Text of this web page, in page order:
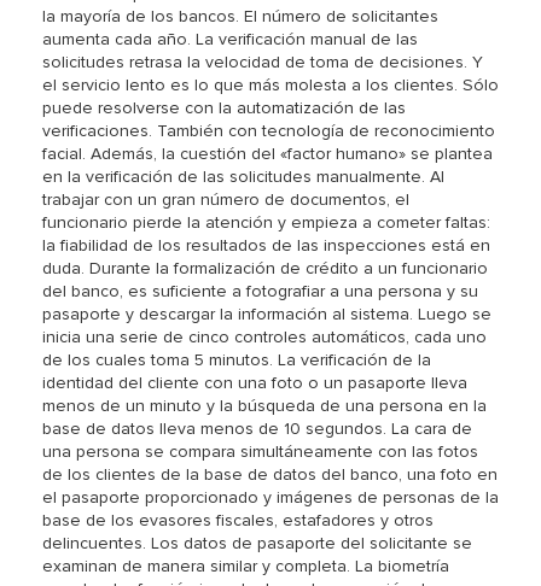
la mayoría de los bancos. El número de solicitantes
aumenta cada año. La verificación manual de las
solicitudes retrasa la velocidad de toma de decisiones. Y
el servicio lento es lo que más molesta a los clientes. Sólo
puede resolverse con la automatización de las
verificaciones. También con tecnología de reconocimiento
facial. Además, la cuestión del «factor humano» se plantea
en la verificación de las solicitudes manualmente. Al
trabajar con un gran número de documentos, el
funcionario pierde la atención y empieza a cometer faltas:
la fiabilidad de los resultados de las inspecciones está en
duda. Durante la formalización de crédito a un funcionario
del banco, es suficiente a fotografiar a una persona y su
pasaporte y descargar la información al sistema. Luego se
inicia una serie de cinco controles automáticos, cada uno
de los cuales toma 5 minutos. La verificación de la
identidad del cliente con una foto o un pasaporte lleva
menos de un minuto y la búsqueda de una persona en la
base de datos lleva menos de 10 segundos. La cara de
una persona se compara simultáneamente con las fotos
de los clientes de la base de datos del banco, una foto en
el pasaporte proporcionado y imágenes de personas de la
base de los evasores fiscales, estafadores y otros
delincuentes. Los datos de pasaporte del solicitante se
examinan de manera similar y completa. La biometría